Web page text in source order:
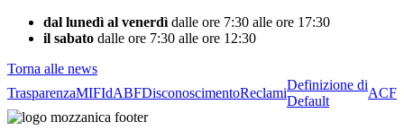
dal lunedì al venerdì dalle ore 7:30 alle ore 17:30
il sabato dalle ore 7:30 alle ore 12:30
Torna alle news
TrasparenzaMIFIdABFDisconoscimentoReclami
Definizione di
Default
ACF